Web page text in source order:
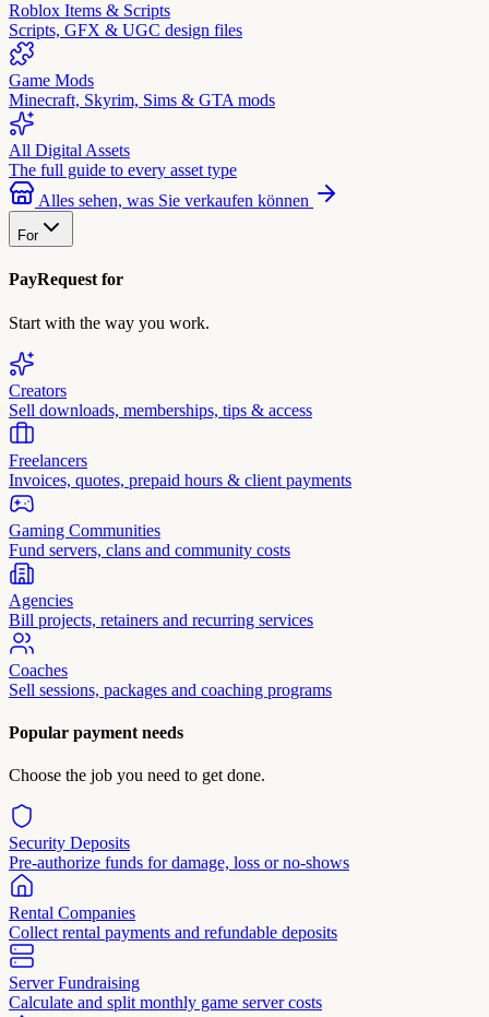
Roblox Items & Scripts
Scripts, GFX & UGC design files
Game Mods
Minecraft, Skyrim, Sims & GTA mods
All Digital Assets
The full guide to every asset type
Alles sehen, was Sie verkaufen können
For
PayRequest for
Start with the way you work.
Creators
Sell downloads, memberships, tips & access
Freelancers
Invoices, quotes, prepaid hours & client payments
Gaming Communities
Fund servers, clans and community costs
Agencies
Bill projects, retainers and recurring services
Coaches
Sell sessions, packages and coaching programs
Popular payment needs
Choose the job you need to get done.
Security Deposits
Pre-authorize funds for damage, loss or no-shows
Rental Companies
Collect rental payments and refundable deposits
Server Fundraising
Calculate and split monthly game server costs